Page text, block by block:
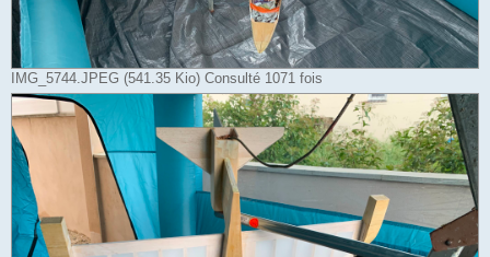
IMG_5744.JPEG (541.35 Kio) Consulté 1071 fois